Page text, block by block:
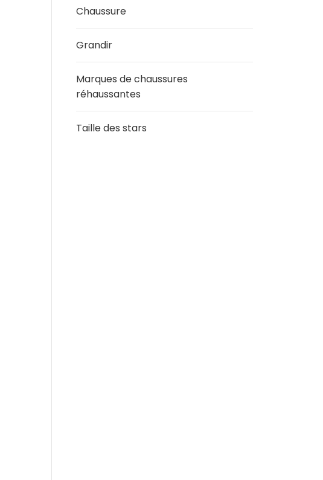
Chaussure
Grandir
Marques de chaussures
réhaussantes
Taille des stars